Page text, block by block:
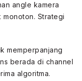
angle kamera
Strategi
memperpanjang
berada di channel
algoritma.